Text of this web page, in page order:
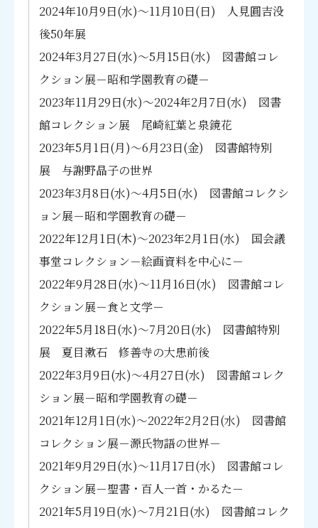
図書館コレクション展－昭和学園教育の礎－
天皇陛下御即位記念展①
天皇陛下御即位記念展②
正富汪洋文庫設立50年・内藤濯文庫設立20
年・戸田基文庫創設記念展
クリスマス・正月コレクション展
2020年3月3日(火)～2020年5月30日(土)会期延
－
昭和女子大学創立100周年記念特別展・新収貴
重資料展Ⅰ-歌人馬場あき子氏の文化功労者顕彰
を祝して-
昭和女子大学創立100周年記念特別展・新収貴
重資料展Ⅱ-昭和学園を築いた人々-
昭和女子大学創立100周年記念特別展・新収貴
重資料展Ⅲ-昭和学園と教育の発展に寄与した
人々-
昭和女子大学創立100周年記念特別展・新収資
料展Ⅳ-ベトナム関係コレクション-
2021年3月9日(火)～2021年5月8日(土) 図書館
2021年5月19日(水)～2021年7月21日(水) 図書
館コレクション展－鏑木清方と近代作家－
書館コレクション展－聖書・百人一首・かるた
－
2021年12月1日(水)～2022年2月2日(水) 図書
館コレクション展－源氏物語の世界－
2022年3月9日(水)～4月27日(水) 図書館コレ
クション展－昭和学園教育の礎－
2022年5月18日(水)～7月20日(水) 図書館特別
展 夏目漱石 修善寺の大患前後
2022年9月28日(水)～11月16日(水) 図書館コ
レクション展 —食と文学―
2024年10月9日(水)～11月10日(日) 人見圓吉没
後50年展
2024年3月27日(水)～5月15日(水) 図書館コレ
クション展－昭和学園教育の礎－
2023年11月29日(水)～2024年2月7日(水) 図書
館コレクション展 尾崎紅葉と泉鏡花
2023年5月1日(月)～6月23日(金) 図書館特別
展 与謝野晶子の世界
2023年3月8日(水)～4月5日(水) 図書館コレクシ
ョン展－昭和学園教育の礎－
2022年12月1日(木)～2023年2月1日(水) 国会議
事堂コレクション－絵画資料を中心に－
2022年9月28日(水)～11月16日(水) 図書館コレ
クション展－食と文学－
2022年5月18日(水)～7月20日(水) 図書館特別
展 夏目漱石 修善寺の大患前後
2022年3月9日(水)～4月27日(水) 図書館コレク
ション展－昭和学園教育の礎－
2021年12月1日(水)～2022年2月2日(水) 図書館
コレクション展－源氏物語の世界－
2021年9月29日(水)～11月17日(水) 図書館コレ
クション展－聖書・百人一首・かるた－
2021年5月19日(水)～7月21日(水) 図書館コレク
開館カレンダー
フロアガイド
図書館利用マナー
図書館Q&A
本学学生・大学院生・教職員・研究員の方
利用案内
TUJ・世田谷6大学のご利用
他大学の図書館のご利用
学外の方
卒業生・退職教職員の方
附属生・保護者の方
TUJ・世田谷6大学コンソーシアムの方
他大学・一般の方
資料・情報検索
資料・情報検索
蔵書検索（OPAC）
総合検索
まとめて検索（旧統合検索）
電子ジャーナル・データベース
電子書籍
学術機関リポジトリ
CiNii Research
国立国会図書館サーチ
テンプル大学ジャパンキャンパス（TUJ）
世田谷6大学横断検索
学術関係リンク集
図書館・専門機関等
出版・書店等
翻訳図書関係
新聞
百科事典・用語集
雑誌記事・学位論文
自然科学
技術・工学・産業
芸術・美術・スポーツ
言語・文学
学科別電子ジャーナル・データベース
日本語日本文学科
歴史文化学科
国際教養学科・英語コミュニケーション学科・国際日本学
福祉社会学科
現代教養学科
初等教育学科
環境デザイン学科
健康デザイン学科・管理栄養学科・食安全マネジメント学
学修支援
図書館ガイダンス・講習会
レポート・論文作成ガイド
資料の特徴と選び方
論文・レポートの書き方
口頭発表・プレゼンテーションの方法
統計・社会調査
論文・レポート作成に役立つ参考リンク
文献管理ツール
セルフラーニング
情報収集をする前に
資料別
蔵書検索の方法
図書館ツアー・利用案内
キャリア支援
図書館について